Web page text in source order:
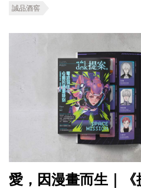
誠品酒窖
愛，因漫畫而生｜《